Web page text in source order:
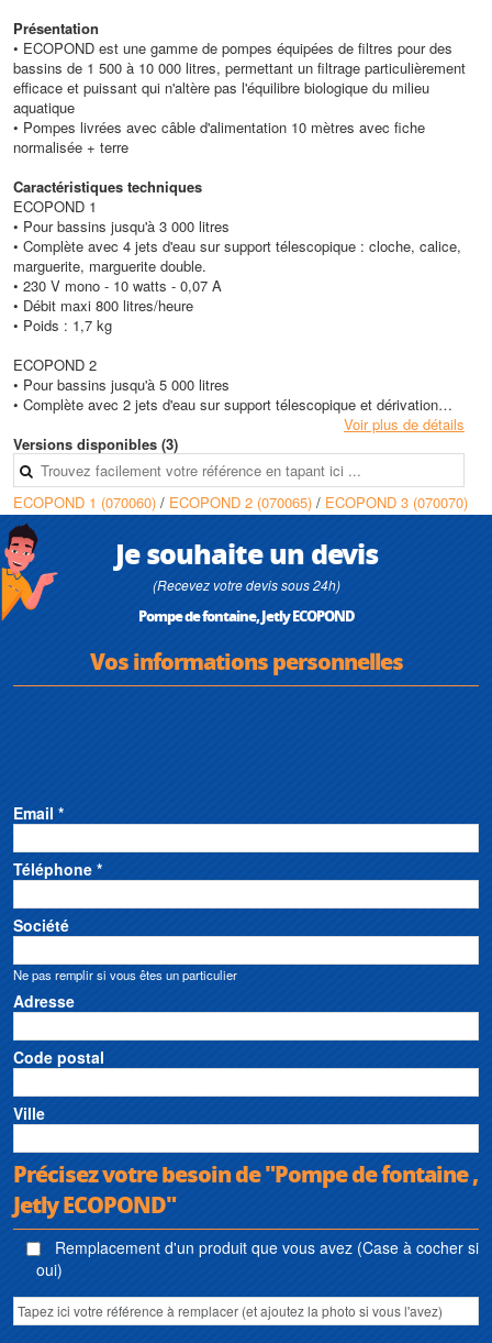
Présentation
• ECOPOND est une gamme de pompes équipées de filtres pour des
bassins de 1 500 à 10 000 litres, permettant un filtrage particulièrement
efficace et puissant qui n'altère pas l'équilibre biologique du milieu
aquatique
• Pompes livrées avec câble d'alimentation 10 mètres avec fiche
normalisée + terre
Caractéristiques techniques
ECOPOND 1
• Pour bassins jusqu'à 3 000 litres
• Complète avec 4 jets d'eau sur support télescopique : cloche, calice,
marguerite, marguerite double.
• 230 V mono - 10 watts - 0,07 A
• Débit maxi 800 litres/heure
• Poids : 1,7 kg
ECOPOND 2
• Pour bassins jusqu'à 5 000 litres
• Complète avec 2 jets d'eau sur support télescopique et dérivation
• 230 V mono - 25 watts - 0,23 A
• Débit maxi 1 300 litres/heure
• Poids : 2,9 kg
ECOPOND 3
• Pour bassins jusqu'à 10 000 litres
• Complète avec 2 jets d'eau sur support télescopique et dérivation
cascade : cloche et marguerite grande
• 230 V mono - 35 watts - 0,35 A
• Débit maxi 2 500 litres/heure
Voir plus de détails
Versions disponibles (3)
ECOPOND 1 (070060) / ECOPOND 2 (070065) / ECOPOND 3 (070070)
Je souhaite un devis
(Recevez votre devis sous 24h)
Pompe de fontaine, Jetly ECOPOND
Vos informations personnelles
Email *
Téléphone *
Société
Ne pas remplir si vous êtes un particulier
Adresse
Code postal
Ville
Précisez votre besoin de "Pompe de fontaine ,
Jetly ECOPOND"
Remplacement d'un produit que vous avez (Case à cocher si
oui)